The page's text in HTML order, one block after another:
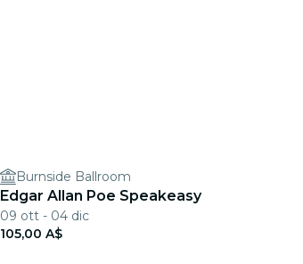
Burnside Ballroom
Edgar Allan Poe Speakeasy
09 ott - 04 dic
105,00 A$